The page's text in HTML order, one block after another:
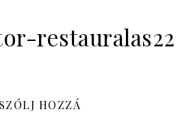
restauralas22
SZÓLJ HOZZÁ